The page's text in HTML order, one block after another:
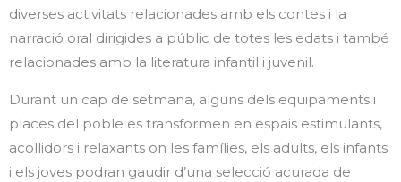
diverses activitats relacionades amb els contes i la
narració oral dirigides a públic de totes les edats i també
relacionades amb la literatura infantil i juvenil.
Durant un cap de setmana, alguns dels equipaments i
places del poble es transformen en espais estimulants,
acollidors i relaxants on les famílies, els adults, els infants
i els joves podran gaudir d’una selecció acurada de